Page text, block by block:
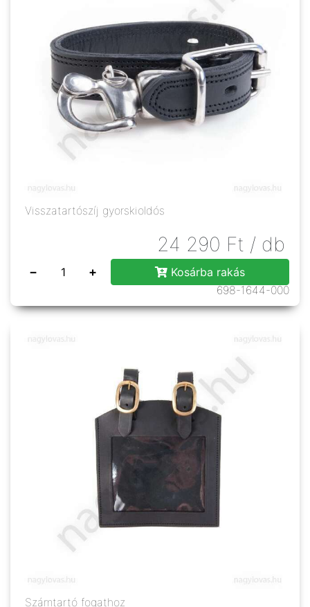
Visszatartószíj gyorskioldós
24 290 Ft / db
− +
Kosárba rakás
698-1644-000
Számtartó fogathoz